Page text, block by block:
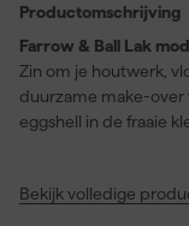
Productomschrijving
Farrow & Ball Lak
Zin om je houtwerk,
duurzame make-over
eggshell in de fraaie
robuust is. Perfect
Bekijk volledige